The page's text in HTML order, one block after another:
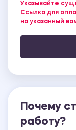
Указывайте
Ссылка для
на указанный
Почему
работу?